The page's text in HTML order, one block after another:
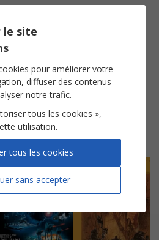
John Williams
Mi mineur
6
John Williams
le site
pour améliorer votre
diffuser des contenus
notre trafic.
tous les cookies »,
utilisation.
sans accepter
tous les cookies